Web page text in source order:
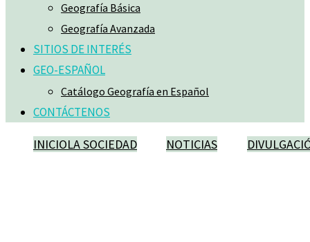
Geografía Básica
Geografía Avanzada
SITIOS DE INTERÉS
GEO-ESPAÑOL
Catálogo Geografía en Español
CONTÁCTENOS
INICIOLA SOCIEDAD NOTICIAS